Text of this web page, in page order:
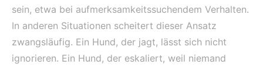
sein, etwa bei aufmerksamkeitssuchendem Verhalten.
In anderen Situationen scheitert dieser Ansatz
zwangsläufig. Ein Hund, der jagt, lässt sich nicht
ignorieren. Ein Hund, der eskaliert, weil niemand